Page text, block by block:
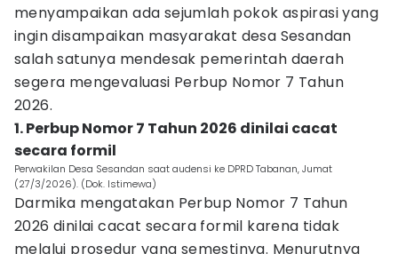
menyampaikan ada sejumlah pokok aspirasi yang
ingin disampaikan masyarakat desa Sesandan
salah satunya mendesak pemerintah daerah
segera mengevaluasi Perbup Nomor 7 Tahun
2026.
1. Perbup Nomor 7 Tahun 2026 dinilai cacat
secara formil
Perwakilan Desa Sesandan saat audensi ke DPRD Tabanan, Jumat
(27/3/2026). (Dok. Istimewa)
Darmika mengatakan Perbup Nomor 7 Tahun
2026 dinilai cacat secara formil karena tidak
melalui prosedur yang semestinya. Menurutnya